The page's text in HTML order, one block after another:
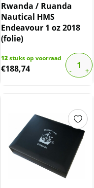
Rwanda / Ruanda
Nautical HMS
Endeavour 1 oz 2018
(folie)
12stuks op voorraad
€188,74